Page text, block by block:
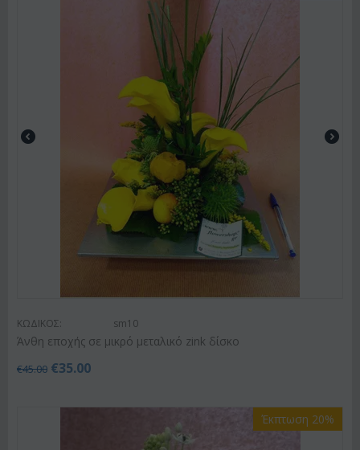
ΚΩΔΙΚΟΣ: sm10
Άνθη εποχής σε μικρό μεταλικό zink δίσκο
€45.00 €35.00
Έκπτωση 20%